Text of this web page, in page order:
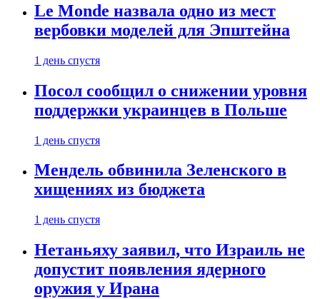
Le Monde назвала одно из мест
вербовки моделей для Эпштейна
1 день спустя
Посол сообщил о снижении уровня
поддержки украинцев в Польше
1 день спустя
Мендель обвинила Зеленского в
хищениях из бюджета
1 день спустя
Нетаньяху заявил, что Израиль не
допустит появления ядерного
оружия у Ирана